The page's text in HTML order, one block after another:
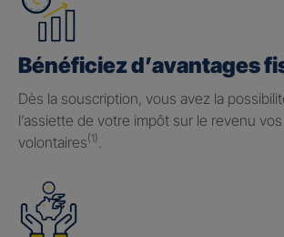
Bénéficiez d’avantages
Dès la souscription, vous avez la
l’assiette de votre impôt sur le revenu
volontaires(1).